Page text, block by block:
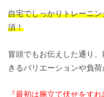
自宅でしっかりトレーニ
須！
冒頭でもお伝えした通り
きるバリエーションや負荷
『最初は腕立て伏せをす